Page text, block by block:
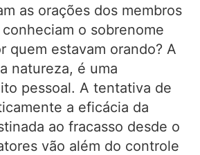
as orações dos membros
o sobrenome
quem estavam orando? A
natureza, é uma
pessoal. A tentativa de
a eficácia da
ao fracasso desde o
vão além do controle